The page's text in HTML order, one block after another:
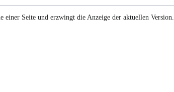
einer Seite und erzwingt die Anzeige der aktuellen Version.